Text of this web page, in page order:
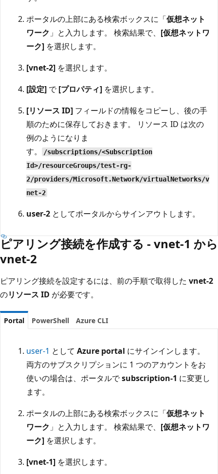
ポータルの上部にある検索ボックスに「仮想ネット
ワーク 」と入力します。 検索結果で、 [仮想ネットワ
ーク] を選択します。
[vnet-2] を選択します。
[設定] で[プロパティ] を選択します。
[リソース ID] フィールドの情報をコピーし、後の手
順のために保存しておきます。 リソース ID は次の
例のようになりま
す。
/subscriptions/<Subscription
Id>/resourceGroups/test-rg-
2/providers/Microsoft.Network/virtualNetworks/v
net-2
user-2 としてポータルからサインアウトします。
ピアリング接続を作成する - vnet-1 から
vnet-2
ピアリング接続を設定するには、前の手順で取得した vnet-2
のリソース ID が必要です。
Portal PowerShell Azure CLI
user-1 として Azure portal にサインインします。
両方のサブスクリプションに 1 つのアカウントをお
使いの場合は、ポータルでsubscription-1 に変更し
ます。
ポータルの上部にある検索ボックスに「仮想ネット
ワーク 」と入力します。 検索結果で、 [仮想ネットワ
ーク] を選択します。
[vnet-1] を選択します。